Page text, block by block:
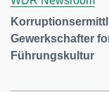
Gewerkschafter
Führungskultur